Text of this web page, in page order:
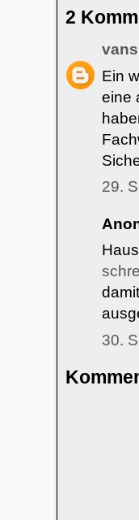
2
Ein
eine
29.
30.